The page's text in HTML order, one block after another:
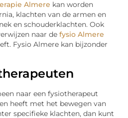
Almere kan worden
klachten van de armen en
en schouderklachten. Ook
naar de fysio Almere
Fysio Almere kan bijzonder
naar een fysiotherapeut
heeft met het bewegen van
specifieke klachten, dan kunt